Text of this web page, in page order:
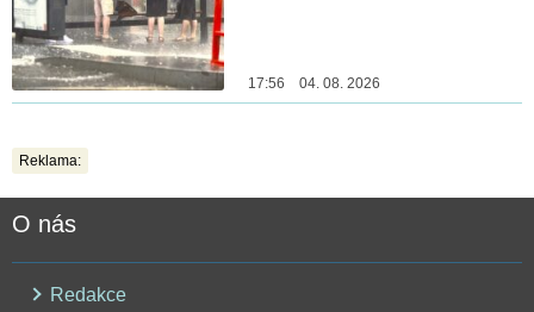
17:56 04. 08. 2026
Reklama:
O nás
Redakce